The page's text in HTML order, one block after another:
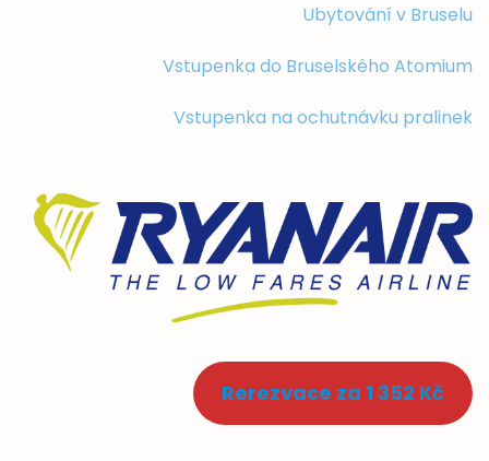
Ubytování v Bruselu
Vstupenka do Bruselského Atomium
Vstupenka na ochutnávku pralinek
Rerezvace za 1 352 Kč